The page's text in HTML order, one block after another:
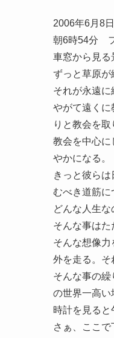
2006年6月8日
朝6時54分
車窓から見る
ずっと草原が
それが永遠に
やがて遠くに
りと教会を取
教会を中心に
やかになる。
きっと彼ら
むべき道筋に
どんな人生な
そんな事はた
そんな想像
外を走る。そ
そんな事の
の世界一高い
時計を見ると
さぁ、ここで